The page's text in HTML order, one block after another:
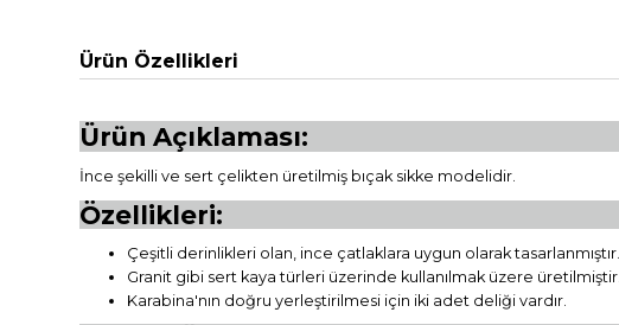
Ürün Özellikleri
Ürün Açıklaması:
İnce şekilli ve sert çelikten üretilmiş bıçak sikke modelidir.
Özellikleri:
Çeşitli derinlikleri olan, ince çatlaklara uygun olarak tasarlanmıştır.
Granit gibi sert kaya türleri üzerinde kullanılmak üzere üretilmiştir.
Karabina'nın doğru yerleştirilmesi için iki adet deliği vardır.